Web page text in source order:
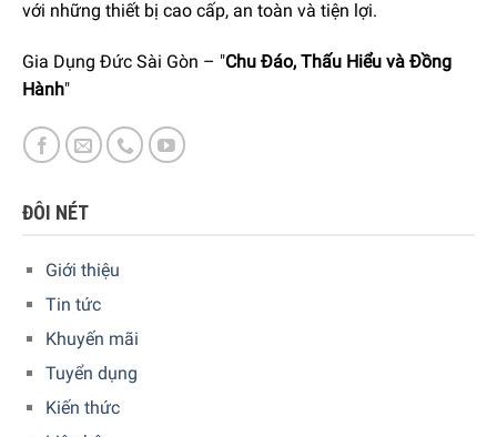
hoặc sứt mẻ. Nachtmann 100630 chịu được nhiệt độ cao
toàn tuyệt đối cho sức khỏe người dùng và không chứa
thành phần độc hại, đảm bảo an toàn cho sức khỏe.
với những thiết bị cao cấp, an toàn và tiện lợi.
Gia Dụng Đức Sài Gòn – "Chu Đáo, Thấu Hiểu và Đồng
Hành"
ĐÔI NÉT
Giới thiệu
Tin tức
Khuyến mãi
Tuyển dụng
Kiến thức